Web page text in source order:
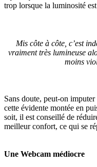
trop lorsque la luminosité
Mis côte à côte, c’est
vraiment très lumineuse
moins
Sans doute, peut-on
cette évidente montée en
soit, il est conseillé de
meilleur confort, ce qui se
Une Webcam médiocre